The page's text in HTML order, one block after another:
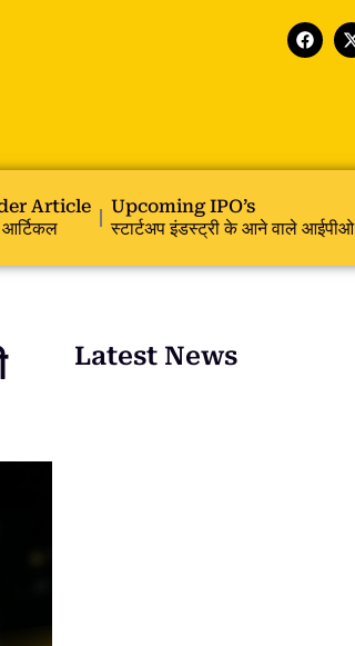
Article
Upcoming IPO’s
स्टार्टअप इंडस्ट्री के आने वाले आईपीओ
Latest News